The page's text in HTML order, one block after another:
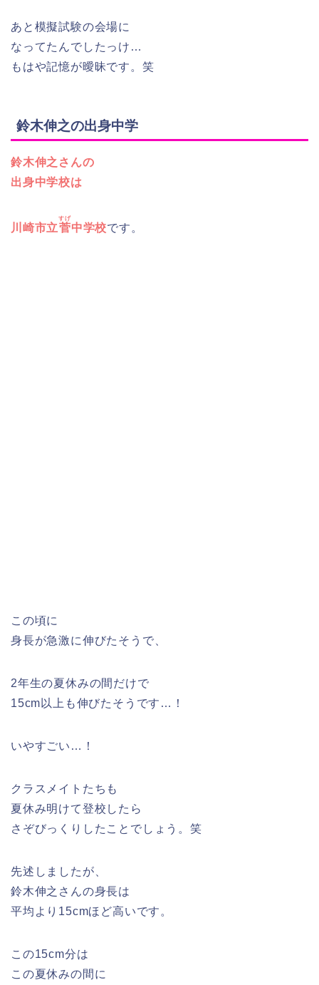
あと模擬試験の会場に
なってたんでしたっけ…
もはや記憶が曖昧です。笑
鈴木伸之の出身中学
鈴木伸之さんの
出身中学校は
川崎市立菅
すげ
中学校です。
この頃に
身長が急激に伸びたそうで、
2年生の夏休みの間だけで
15cm以上も伸びたそうです…！
いやすごい…！
クラスメイトたちも
夏休み明けて登校したら
さぞびっくりしたことでしょう。笑
先述しましたが、
鈴木伸之さんの身長は
平均より15cmほど高いです。
この15cm分は
この夏休みの間に